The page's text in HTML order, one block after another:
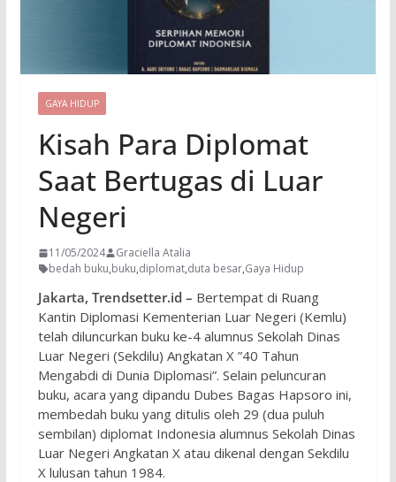
GAYA HIDUP
Kisah Para Diplomat
Saat Bertugas di Luar
Negeri
11/05/2024
Graciella Atalia
bedah buku,buku,diplomat,duta besar,Gaya Hidup
Jakarta, Trendsetter.id – Bertempat di Ruang
Kantin Diplomasi Kementerian Luar Negeri (Kemlu)
telah diluncurkan buku ke-4 alumnus Sekolah Dinas
Luar Negeri (Sekdilu) Angkatan X ”40 Tahun
Mengabdi di Dunia Diplomasi”. Selain peluncuran
buku, acara yang dipandu Dubes Bagas Hapsoro ini,
membedah buku yang ditulis oleh 29 (dua puluh
sembilan) diplomat Indonesia alumnus Sekolah Dinas
Luar Negeri Angkatan X atau dikenal dengan Sekdilu
X lulusan tahun 1984.